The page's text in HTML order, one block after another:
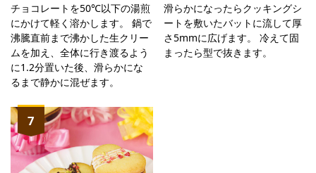
チョコレートを50℃以下の湯煎
にかけて軽く溶かします。 鍋で
沸騰直前まで沸かした生クリー
ムを加え、全体に行き渡るよう
に1.2分置いた後、滑らかにな
るまで静かに混ぜます。
滑らかになったらクッキングシ
ートを敷いたバットに流して厚
さ5mmに広げます。 冷えて固
まったら型で抜きます。
7